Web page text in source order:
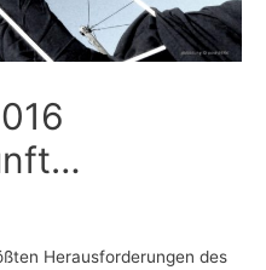
Herausforderungen des